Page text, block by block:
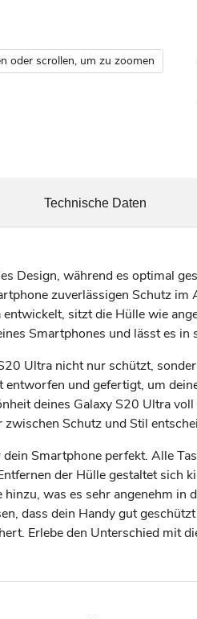
oder scrollen, um zu zoomen
Design, während es optimal
zuverlässigen Schutz im
sitzt die Hülle wie
Smartphones und lässt es in
Ultra nicht nur schützt,
und gefertigt, um
deines Galaxy S20 Ultra
Schutz und Stil
Smartphone perfekt. Alle
der Hülle gestaltet
was es sehr angenehm
dass dein Handy gut
Erlebe den Unterschied mit
Technische Daten